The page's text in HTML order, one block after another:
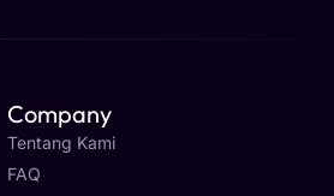
Company
Tentang Kami
FAQ